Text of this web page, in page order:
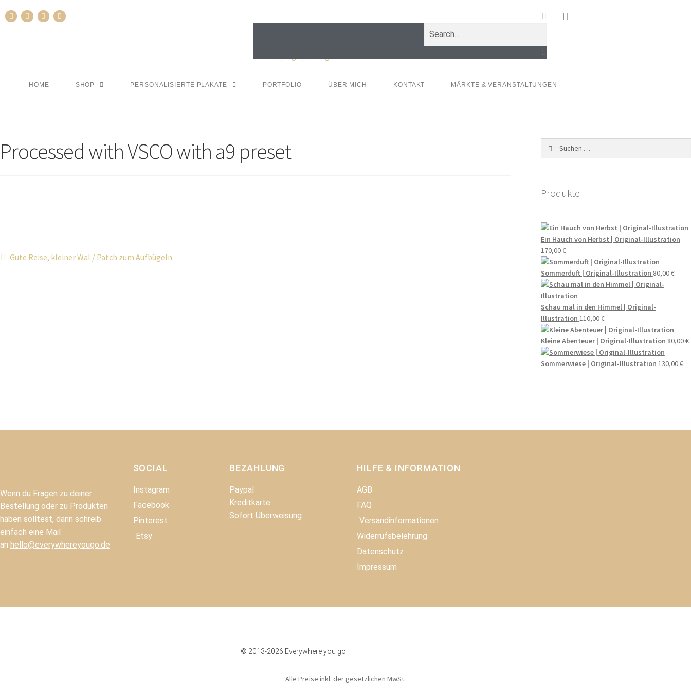
HOME SHOP PERSONALISIERTE PLAKATE PORTFOLIO ÜBER MICH KONTAKT MÄRKTE & VERANSTALTUNGEN
Processed with VSCO with a9 preset
Gute Reise, kleiner Wal / Patch zum Aufbügeln
Produkte
Ein Hauch von Herbst | Original-Illustration
170,00€
Sommerduft | Original-Illustration 80,00€
Schau mal in den Himmel | Original-
Illustration 110,00€
Kleine Abenteuer | Original-Illustration 80,00€
Sommerwiese | Original-Illustration 130,00€
Wenn du Fragen zu deiner
Bestellung oder zu Produkten
haben solltest, dann schreib
einfach eine Mail
an hello@everywhereyougo.de
SOCIAL
Instagram
Facebook
Pinterest
Etsy
BEZAHLUNG
Paypal
Kreditkarte
Sofort Überweisung
HILFE & INFORMATION​
AGB
FAQ
Versandinformationen
Widerrufsbelehrung
Datenschutz
Impressum
© 2013-2026 Everywhere you go
Alle Preise inkl. der gesetzlichen MwSt.